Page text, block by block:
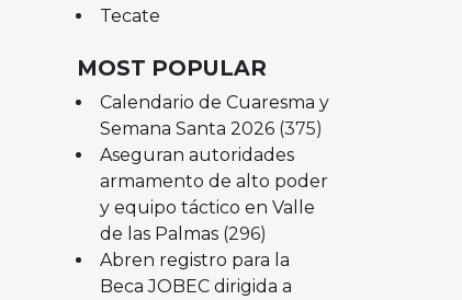
Tecate
MOST POPULAR
Calendario de Cuaresma y
Semana Santa 2026 (375)
Aseguran autoridades
armamento de alto poder
y equipo táctico en Valle
de las Palmas (296)
Abren registro para la
Beca JOBEC dirigida a